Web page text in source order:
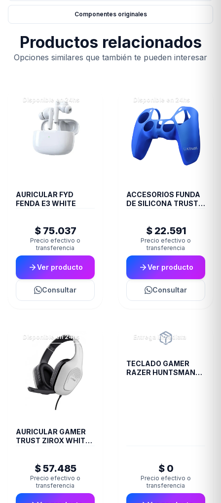
Componentes originales
Productos relacionados
Opciones similares que también te pueden interesar
Disponible en 24hs
AURICULAR FYD
FENDA E3 WHITE
$ 75.037
Precio efectivo o
transferencia
Ver producto
Consultar
Disponible en 24hs
ACCESORIOS FUNDA
DE SILICONA TRUST
$ 22.591
Precio efectivo o
transferencia
Ver producto
Consultar
Disponible en 24hs
AURICULAR GAMER
TRUST ZIROX WHITE
$ 57.485
Precio efectivo o
transferencia
Entrega inmediata
TECLADO GAMER
RAZER HUNTSMAN
$ 0
Precio efectivo o
transferencia